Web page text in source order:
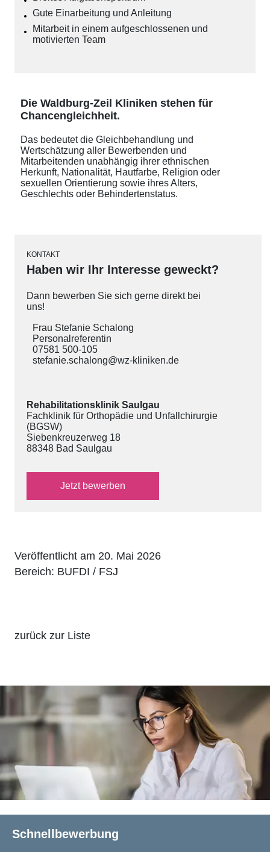
Gute Einarbeitung und Anleitung
Mitarbeit in einem aufgeschlossenen und
motivierten Team
Die Waldburg-Zeil Kliniken stehen für
Chancengleichheit.
Das bedeutet die Gleichbehandlung und
Wertschätzung aller Bewerbenden und
Mitarbeitenden unabhängig ihrer ethnischen
Herkunft, Nationalität, Hautfarbe, Religion oder
sexuellen Orientierung sowie ihres Alters,
Geschlechts oder Behindertenstatus.
KONTAKT
Haben wir Ihr Interesse geweckt?
Dann bewerben Sie sich gerne direkt bei
uns!
Frau Stefanie Schalong
Personalreferentin
07581 500-105
stefanie.schalong@wz-kliniken.de
Rehabilitationsklinik Saulgau
Fachklinik für Orthopädie und Unfallchirurgie
(BGSW)
Siebenkreuzerweg 18
88348 Bad Saulgau
Jetzt über das externe Bewerbungsformular
bewerben
Veröffentlicht am 20. Mai 2026
Bereich: BUFDI / FSJ
zurück zur Liste
Schnellbewerbung